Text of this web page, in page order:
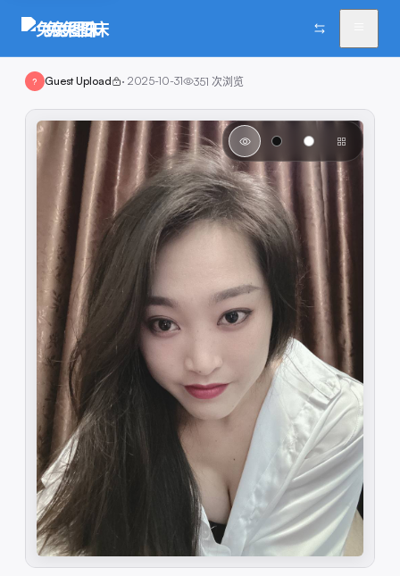
兔兔图床
? Guest Upload · 2025-10-31 351 次浏览